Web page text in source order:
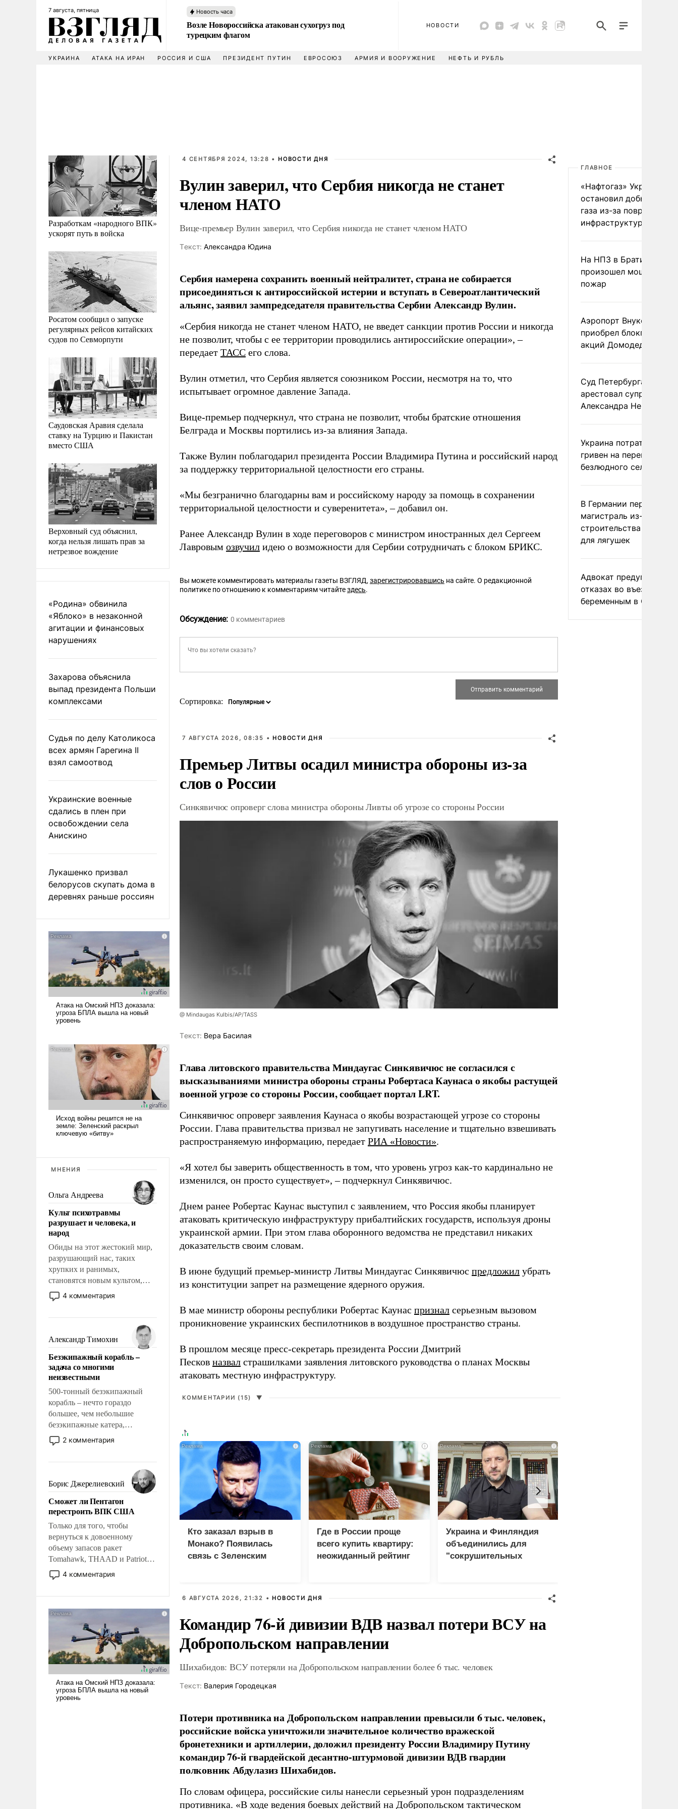
7 августа, пятница Новость часа
Возле Новороссийска атакован сухогруз под
турецким флагом
НОВОСТИ
УКРАИНА АТАКА НА ИРАН РОССИЯ И США ПРЕЗИДЕНТ ПУТИН ЕВРОСОЮЗ АРМИЯ И ВООРУЖЕНИЕ НЕФТЬ И РУБЛЬ
Разработкам «народного ВПК»
ускорят путь в войска
Росатом сообщил о запуске
регулярных рейсов китайских
судов по Севморпути
Саудовская Аравия сделала
ставку на Турцию и Пакистан
вместо США
Верховный суд объяснил,
когда нельзя лишать прав за
нетрезвое вождение
«Родина» обвинила
«Яблоко» в незаконной
агитации и финансовых
нарушениях
Захарова объяснила
выпад президента Польши
комплексами
Судья по делу Католикоса
всех армян Гарегина II
взял самоотвод
Украинские военные
сдались в плен при
освобождении села
Анискино
Лукашенко призвал
белорусов скупать дома в
деревнях раньше россиян
МНЕНИЯ
Ольга Андреева
Культ психотравмы
разрушает и человека, и
народ
Обиды на этот жестокий мир,
разрушающий нас, таких
хрупких и ранимых,
становятся новым культом,
постепенно вытесняя и
отменяя традиционное
мужественным и твердым под
ударами судьбы, брать на себя
ответственность, помогать
слабым, идти вперед и
адаптироваться.
4 комментария
Александр Тимохин
Безэкипажный корабль –
задача со многими
неизвестными
500-тонный безэкипажный
корабль – нечто гораздо
большее, чем небольшие
безэкипажные катера,
применение которых уже
стало обыденностью. Задача по
сложна и амбициозна. Однако
и ее реализация радикально
поднимет наши боевые
возможности.
2 комментария
Борис Джерелиевский
Сможет ли Пентагон
перестроить ВПК США
Только для того, чтобы
вернуться к довоенному
объему запасов ракет
Tomahawk, THAAD и Patriot
США потребуется более трех
лет. Даже небольшая война с
Сложившаяся ситуация
означает многолетний период
уязвимости США, например,
перед Китаем.
4 комментария
4 СЕНТЯБРЯ 2024, 13:28 • НОВОСТИ ДНЯ
Вулин заверил, что Сербия никогда не станет
членом НАТО
Вице-премьер Вулин заверил, что Сербия никогда не станет членом НАТО
Tекст: Александра Юдина
Сербия намерена сохранить военный нейтралитет, страна не собирается
присоединяться к антироссийской истерии и вступать в Североатлантический
альянс, заявил зампредседателя правительства Сербии Александр Вулин.
«Сербия никогда не станет членом НАТО, не введет санкции против России и никогда
не позволит, чтобы с ее территории проводились антироссийские операции», –
передает ТАСС его слова.
Вулин отметил, что Сербия является союзником России, несмотря на то, что
испытывает огромное давление Запада.
Вице-премьер подчеркнул, что страна не позволит, чтобы братские отношения
Белграда и Москвы портились из-за влияния Запада.
Также Вулин поблагодарил президента России Владимира Путина и российский народ
за поддержку территориальной целостности его страны.
«Мы безгранично благодарны вам и российскому народу за помощь в сохранении
территориальной целостности и суверенитета», – добавил он.
Ранее Александр Вулин в ходе переговоров с министром иностранных дел Сергеем
Лавровым озвучил идею о возможности для Сербии сотрудничать с блоком БРИКС.
Вы можете комментировать материалы газеты ВЗГЛЯД, зарегистрировавшись на сайте. О редакционной
политике по отношению к комментариям читайтездесь.
Обсуждение: 0 комментариев
Сортировка:
7 АВГУСТА 2026, 08:35 • НОВОСТИ ДНЯ
Премьер Литвы осадил министра обороны из-за
слов о России
Синкявичюс опроверг слова министра обороны Ливты об угрозе со стороны России
@ Mindaugas Kulbis/AP/TASS
Tекст: Вера Басилая
Глава литовского правительства Миндаугас Синкявичюс не согласился с
высказываниями министра обороны страны Робертаса Каунаса о якобы растущей
военной угрозе со стороны России, сообщает портал LRT.
Синкявичюс опроверг заявления Каунаса о якобы возрастающей угрозе со стороны
России. Глава правительства призвал не запугивать население и тщательно взвешивать
распространяемую информацию, передает РИА «Новости».
«Я хотел бы заверить общественность в том, что уровень угроз как-то кардинально не
изменился, он просто существует», – подчеркнул Синкявичюс.
Днем ранее Робертас Каунас выступил с заявлением, что Россия якобы планирует
атаковать критическую инфраструктуру прибалтийских государств, используя дроны
украинской армии. При этом глава оборонного ведомства не представил никаких
доказательств своим словам.
В июне будущий премьер-министр Литвы Миндаугас Синкявичюс предложил убрать
из конституции запрет на размещение ядерного оружия.
В мае министр обороны республики Робертас Каунас признал серьезным вызовом
проникновение украинских беспилотников в воздушное пространство страны.
В прошлом месяце пресс-секретарь президента России Дмитрий
Песков назвал страшилками заявления литовского руководства о планах Москвы
атаковать местную инфраструктуру.
КОММЕНТАРИИ (15) ▼
i
Кто заказал взрыв в
Монако? Появилась
связь с Зеленским
i
Где в России проще
всего купить квартиру:
неожиданный рейтинг
i
Украина и Финляндия
объединились для
"сокрушительных
6 АВГУСТА 2026, 21:32 • НОВОСТИ ДНЯ
Командир 76-й дивизии ВДВ назвал потери ВСУ на
Добропольском направлении
Шихабидов: ВСУ потеряли на Добропольском направлении более 6 тыс. человек
Tекст: Валерия Городецкая
Потери противника на Добропольском направлении превысили 6 тыс. человек,
российские войска уничтожили значительное количество вражеской
бронетехники и артиллерии, доложил президенту России Владимиру Путину
командир 76-й гвардейской десантно-штурмовой дивизии ВДВ гвардии
полковник Абдулазиз Шихабидов.
По словам офицера, российские силы нанесли серьезный урон подразделениям
противника. «В ходе ведения боевых действий на Добропольском тактическом
ГЛАВНОЕ
«Нафтогаз» Украины
остановил добычу
газа из-за повреждения
инфраструктуры
На НПЗ в Братиславе
произошел мощный
пожар
Аэропорт Внуково
приобрел блокпакет
акций Домодедово
Суд Петербурга заочно
арестовал супругу
Александра Невзорова
Украина потратила 1
гривен на
безлюдного села
В Германии перекрыли
магистраль из-за
строительства
для лягушек
Адвокат предупредил
отказах во въезде
беременным в США